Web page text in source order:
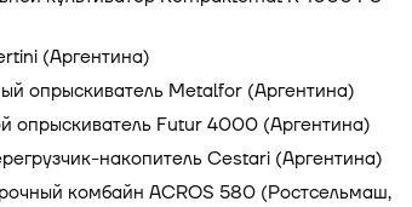
(Аргентина)
опрыскиватель Metalfor (Аргентина)
опрыскиватель Futur 4000 (Аргентина)
накопитель Cestari (Аргентина)
комбайн ACROS 580 (Ростсельмаш,